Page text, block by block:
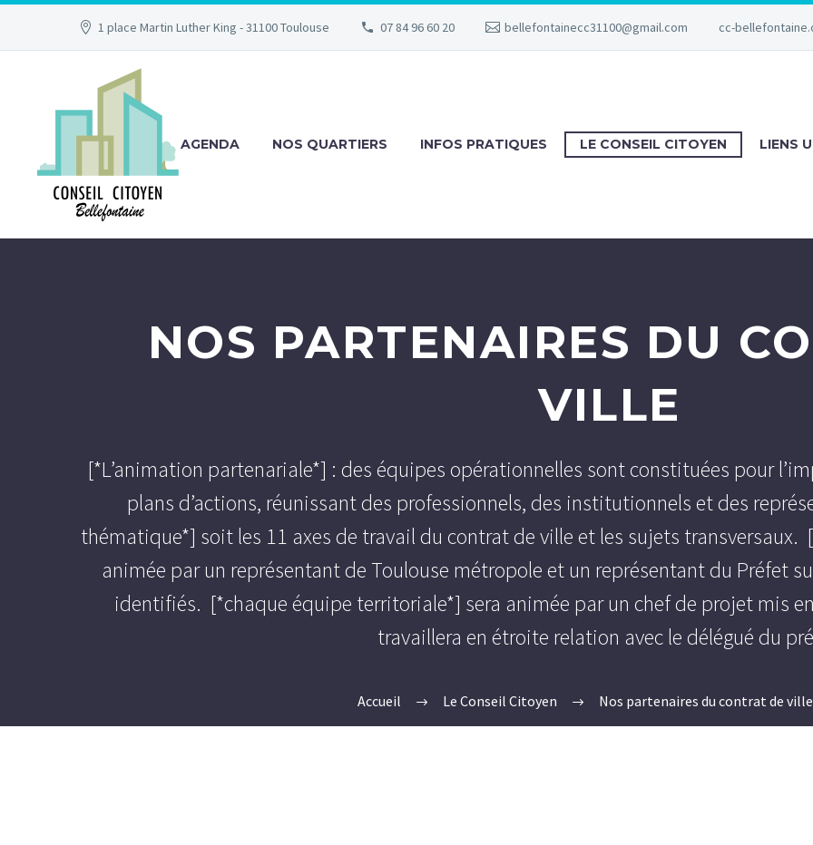
1 place Martin Luther King - 31100 Toulouse 07 84 96 60 20 bellefontainecc31100@gmail.com cc-
AGENDA NOS QUARTIERS INFOS PRATIQUES LE CONSEIL CITOYEN LIENS
NOS PARTENAIRES DU
VILLE
[*L’animation partenariale*] : des équipes opérationnelles sont constituées pour
plans d’actions, réunissant des professionnels, des institutionnels et des
thématique*] soit les 11 axes de travail du contrat de ville et les sujets
animée par un représentant de Toulouse métropole et un représentant du Préfet
identifiés. [*chaque équipe territoriale*] sera animée par un chef de projet mis
travaillera en étroite relation avec le délégué du
Accueil Le Conseil Citoyen Nos partenaires du contrat de ville